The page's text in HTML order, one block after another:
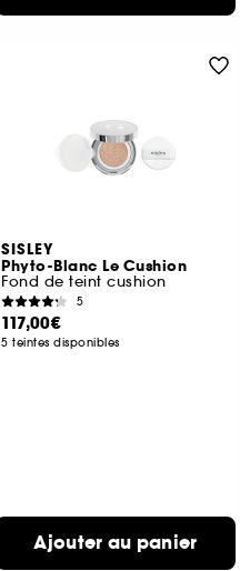
SISLEY
Phyto-Blanc Le Cushion
Fond de teint cushion
5
117,00€
5 teintes disponibles
Ajouter au panier